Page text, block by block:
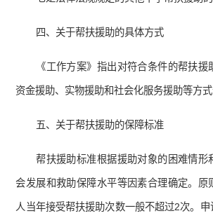
四、关于帮扶援助的具体方式
《工作方案》指出对符合条件的帮扶
资金援助、实物援助和社会化服务援助等方式
五、关于帮扶援助的保障标准
帮扶援助标准根据援助对象的困难情形
会发展和救助保障水平等因素合理确定。原
人当年接受帮扶援助次数一般不超过2次。申